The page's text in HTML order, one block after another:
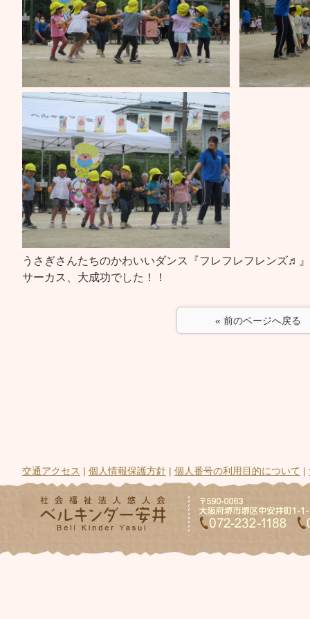
うさぎさんたちのかわいいダンス『フレフレフレンズ♬
サーカス、大成功でした！！
« 前のページへ戻る
交通アクセス | 個人情報保護方針 | 個人番号の利用目的について |